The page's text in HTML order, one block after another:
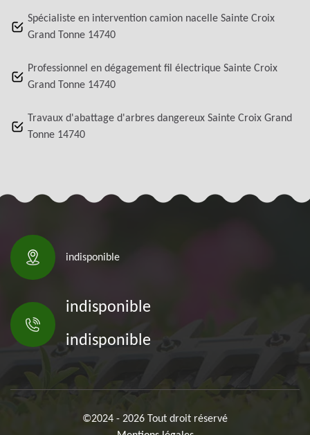
Spécialiste en intervention camion nacelle Sainte Croix
Grand Tonne 14740
Professionnel en dégagement fil électrique Sainte Croix
Grand Tonne 14740
Travaux d'abattage d'arbres dangereux Sainte Croix Grand
Tonne 14740
indisponible
indisponible
indisponible
©2024 - 2026 Tout droit réservé